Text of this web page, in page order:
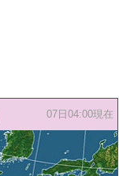
07日04:00現在